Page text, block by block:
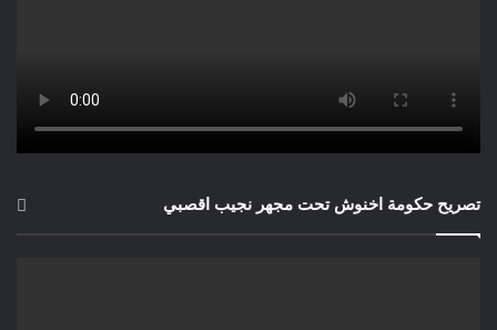
تصريح حكومة اخنوش تحت مجهر نجيب اقصبي